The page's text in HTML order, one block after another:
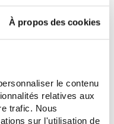
À propos des cookies
le contenu
relatives aux
trafic. Nous
sur l'utilisation de